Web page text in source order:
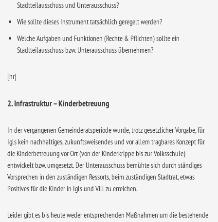
Stadtteilausschuss und Unterausschuss?
Wie sollte dieses Instrument tatsächlich geregelt werden?
Welche Aufgaben und Funktionen (Rechte & Pflichten) sollte ein
Stadtteilausschuss bzw. Unterausschuss übernehmen?
[hr]
2. Infrastruktur – Kinderbetreuung
In der vergangenen Gemeinderatsperiode wurde, trotz gesetzlicher Vorgabe, für
Igls kein nachhaltiges, zukunftsweisendes und vor allem tragbares Konzept für
die Kinderbetreuung vor Ort (von der Kinderkrippe bis zur Volksschule)
entwickelt bzw. umgesetzt. Der Unterausschuss bemühte sich durch ständiges
Vorsprechen in den zuständigen Ressorts, beim zuständigen Stadtrat, etwas
Positives für die Kinder in Igls und Vill zu erreichen.
Leider gibt es bis heute weder entsprechenden Maßnahmen um die bestehende